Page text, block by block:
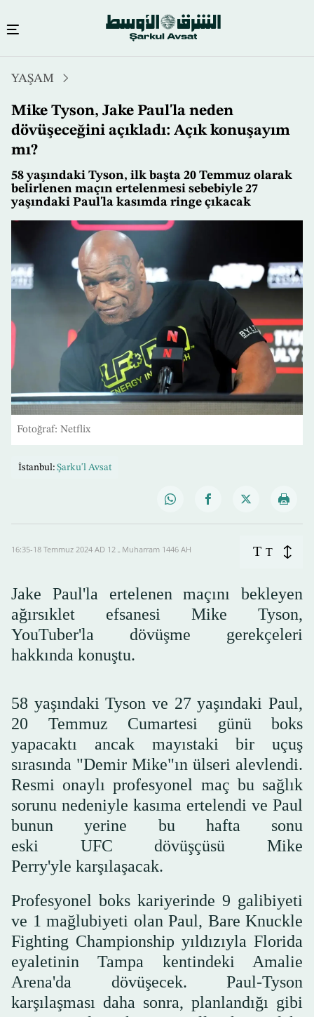
içeriğe
atla
YAŞAM
Mike Tyson, Jake Paul'la neden
dövüşeceğini açıkladı: Açık konuşayım
mı?
58 yaşındaki Tyson, ilk başta 20 Temmuz olarak
belirlenen maçın ertelenmesi sebebiyle 27
yaşındaki Paul'la kasımda ringe çıkacak
Fotoğraf: Netflix
İstanbul: Şarku'l Avsat
16:35-18 Temmuz 2024 AD ـ 12 Muharram 1446 AH T T
Jake Paul'la ertelenen maçını bekleyen
ağırsıklet efsanesi Mike Tyson,
YouTuber'la dövüşme gerekçeleri
hakkında konuştu.
58 yaşındaki Tyson ve 27 yaşındaki Paul,
20 Temmuz Cumartesi günü boks
yapacaktı ancak mayıstaki bir uçuş
sırasında "Demir Mike"ın ülseri alevlendi.
Resmi onaylı profesyonel maç bu sağlık
sorunu nedeniyle kasıma ertelendi ve Paul
bunun yerine bu hafta sonu
eski UFC dövüşçüsü Mike
Perry'yle karşılaşacak.
Profesyonel boks kariyerinde 9 galibiyeti
ve 1 mağlubiyeti olan Paul, Bare Knuckle
Fighting Championship yıldızıyla Florida
eyaletinin Tampa kentindeki Amalie
Arena'da dövüşecek. Paul-Tyson
karşılaşması daha sonra, planlandığı gibi